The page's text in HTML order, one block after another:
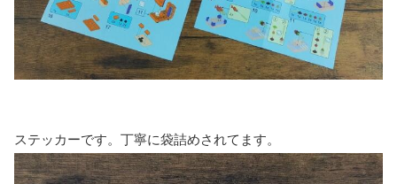
ステッカーです。丁寧に袋詰めされてます。